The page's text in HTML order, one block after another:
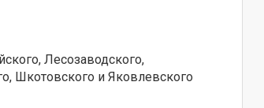
Лесозаводского,
Шкотовского и Яковлевского